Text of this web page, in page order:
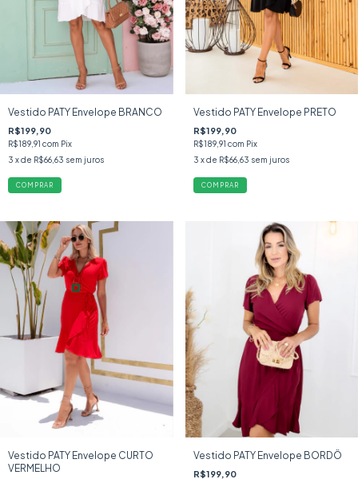
Vestido PATY Envelope BRANCO
R$199,90
R$189,91 com Pix
3 x de R$66,63 sem juros
COMPRAR
Vestido PATY Envelope PRETO
R$199,90
R$189,91 com Pix
3 x de R$66,63 sem juros
COMPRAR
Vestido PATY Envelope CURTO
VERMELHO
Vestido PATY Envelope BORDÔ
R$199,90